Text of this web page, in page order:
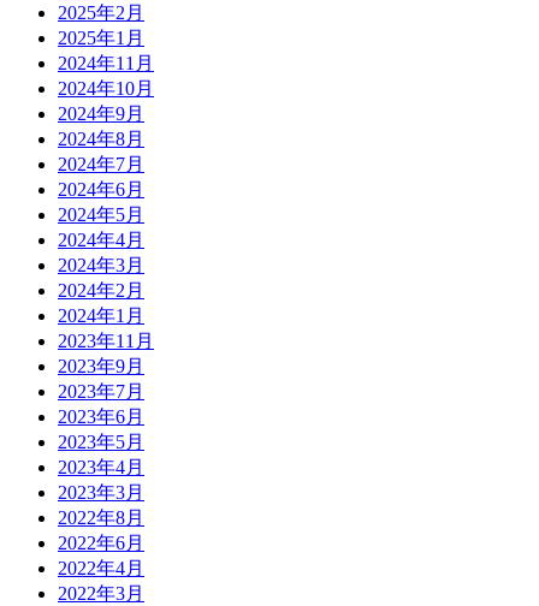
2025年2月
2025年1月
2024年11月
2024年10月
2024年9月
2024年8月
2024年7月
2024年6月
2024年5月
2024年4月
2024年3月
2024年2月
2024年1月
2023年11月
2023年9月
2023年7月
2023年6月
2023年5月
2023年4月
2023年3月
2022年8月
2022年6月
2022年4月
2022年3月